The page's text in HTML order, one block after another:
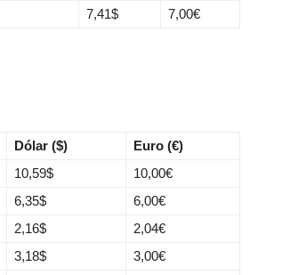
7,41$ 7,00€
Dólar ($)
Euro (€)
10,59$ 10,00€
6,35$ 6,00€
2,16$ 2,04€
3,18$ 3,00€